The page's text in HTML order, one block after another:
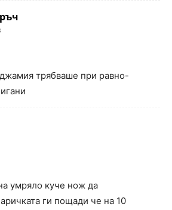
трябваше при равно-
умряло куче нож да
ги пощади че на 10